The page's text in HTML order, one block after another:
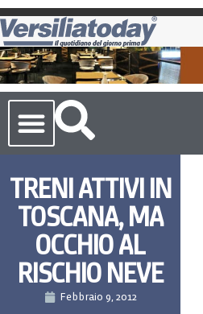
TRENI ATTIVI IN
TOSCANA, MA
OCCHIO AL
RISCHIO NEVE
Febbraio 9, 2012